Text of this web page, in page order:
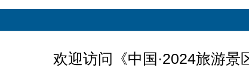
欢迎访问《中国·2024旅游